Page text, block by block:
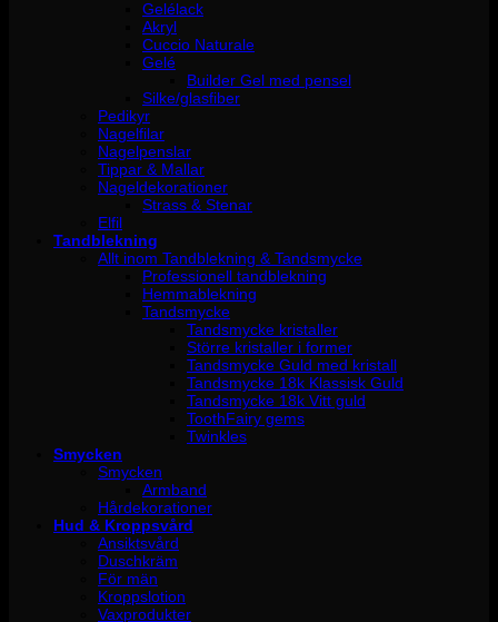
Gelélack
Akryl
Cuccio Naturale
Gelé
Builder Gel med pensel
Silke/glasfiber
Pedikyr
Nagelfilar
Nagelpenslar
Tippar & Mallar
Nageldekorationer
Strass & Stenar
Elfil
Tandblekning
Allt inom Tandblekning & Tandsmycke
Professionell tandblekning
Hemmablekning
Tandsmycke
Tandsmycke kristaller
Större kristaller i former
Tandsmycke Guld med kristall
Tandsmycke 18k Klassisk Guld
Tandsmycke 18k Vitt guld
ToothFairy gems
Twinkles
Smycken
Smycken
Armband
Hårdekorationer
Hud & Kroppsvård
Ansiktsvård
Duschkräm
För män
Kroppslotion
Vaxprodukter